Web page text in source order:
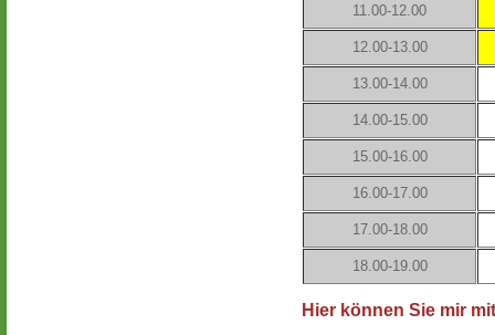
11.00-12.00
12.00-13.00
13.00-14.00
14.00-15.00
15.00-16.00
16.00-17.00
17.00-18.00
18.00-19.00
Hier können Sie mir